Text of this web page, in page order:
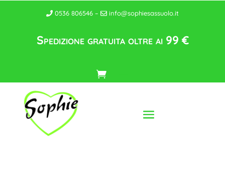
0536 806546 – info@sophiesassuolo.it
Spedizione gratuita oltre ai 99 €